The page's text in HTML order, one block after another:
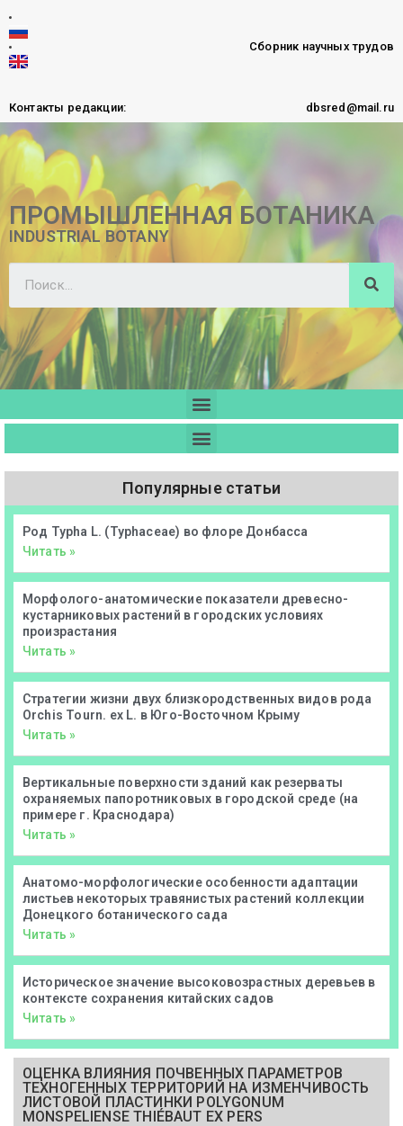
Сборник научных трудов
Контакты редакции: dbsred@mail.ru
ПРОМЫШЛЕННАЯ БОТАНИКА
INDUSTRIAL BOTANY
Популярные статьи
Род Typha L. (Typhaceae) во флоре Донбасса
Читать »
Морфолого-анатомические показатели древесно-
кустарниковых растений в городских условиях
произрастания
Читать »
Стратегии жизни двух близкородственных видов рода
Orchis Tourn. ex L. в Юго-Восточном Крыму
Читать »
Вертикальные поверхности зданий как резерваты
охраняемых папоротниковых в городской среде (на
примере г. Краснодара)
Читать »
Анатомо-морфологические особенности адаптации
листьев некоторых травянистых растений коллекции
Донецкого ботанического сада
Читать »
Историческое значение высоковозрастных деревьев в
контексте сохранения китайских садов
Читать »
ОЦЕНКА ВЛИЯНИЯ ПОЧВЕННЫХ ПАРАМЕТРОВ
ТЕХНОГЕННЫХ ТЕРРИТОРИЙ НА ИЗМЕНЧИВОСТЬ
ЛИСТОВОЙ ПЛАСТИНКИ POLYGONUM
MONSPELIENSE THIÉBAUT EX PERS